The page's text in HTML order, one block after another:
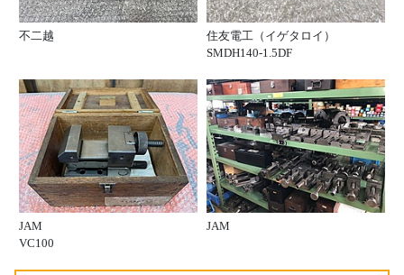
不二越
住友電工（イゲタロイ）
SMDH140-1.5DF
JAM
VC100
JAM